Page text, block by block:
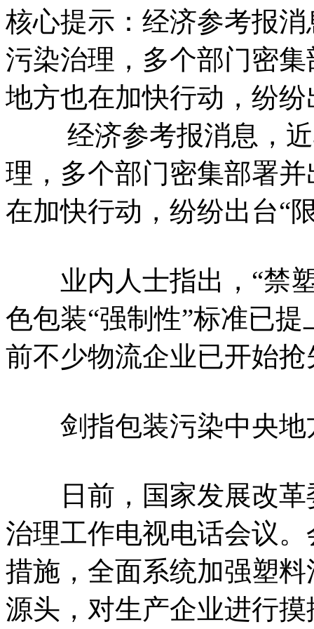
核心提示：经济参考报
污染治理，多个部门密
地方也在加快行动，纷
经济参考报消息，近
理，多个部门密集部署
在加快行动，纷纷出台“
业内人士指出，“禁塑
色包装“强制性”标准已
前不少物流企业已开始
剑指包装污染中央地
日前，国家发展改革
治理工作电视电话会议
措施，全面系统加强塑
源头，对生产企业进行